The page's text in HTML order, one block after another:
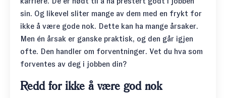
sin. Og likevel sliter mange av dem med en frykt for
ikke å være gode nok. Dette kan ha mange årsaker.
Men én årsak er ganske praktisk, og den går igjen
ofte. Den handler om forventninger. Vet du hva som
forventes av deg i jobben din?
Redd for ikke å være god nok